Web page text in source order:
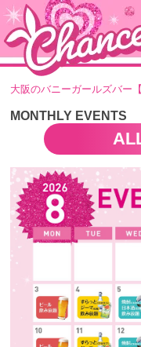
大阪のバニーガールズバー
MONTHLY EVENTS